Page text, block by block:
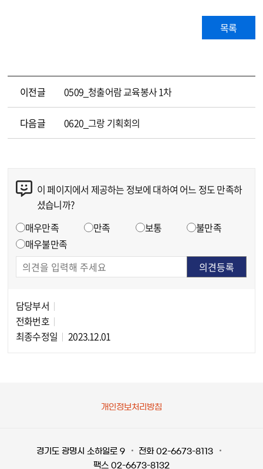
목록
이전글 0509_청출어람 교육봉사 1차
다음글 0620_그랑 기획회의
이 페이지에서 제공하는 정보에 대하여 어느 정도 만족하
셨습니까?
매우만족 만족 보통
불만족
매우불만족
담당부서
전화번호
최종수정일
2023.12.01
개인정보처리방침
경기도 광명시 소하일로 9
전화 02-6673-8113
팩스 02-6673-8132